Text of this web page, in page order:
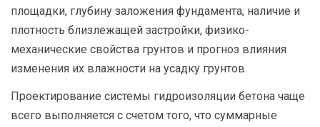
площадки, глубину заложения фундамента, наличие и
плотность близлежащей застройки, физико-
механические свойства грунтов и прогноз влияния
изменения их влажности на усадку грунтов.
Проектирование системы гидроизоляции бетона чаще
всего выполняется с счетом того, что суммарные